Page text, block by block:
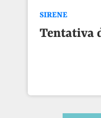
SIRENE
Tentativa